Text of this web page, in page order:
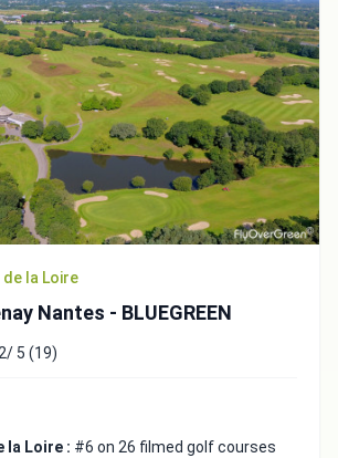
de la Loire
Nantes - BLUEGREEN
5 (19)
la Loire : #6 on 26 filmed golf courses
Close